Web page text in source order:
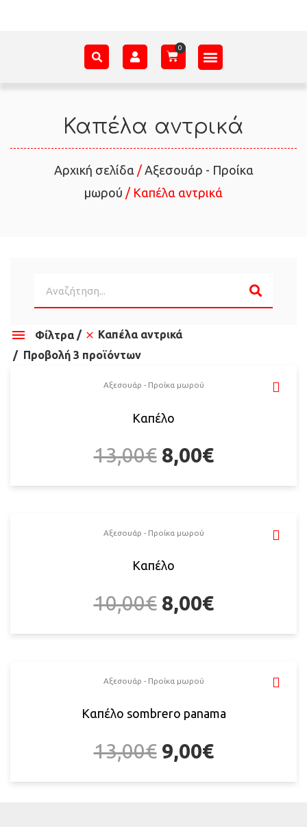
Καπέλα αντρικά
Αρχική σελίδα/ Αξεσουάρ - Προίκα
μωρού / Καπέλα αντρικά
Φίλτρα
Καπέλα αντρικά
Προβολή 3 προϊόντων
Αξεσουάρ - Προίκα μωρού
Καπέλο
13,00€ 8,00€
Αξεσουάρ - Προίκα μωρού
Καπέλο
10,00€ 8,00€
Αξεσουάρ - Προίκα μωρού
Καπέλο sombrero panama
13,00€ 9,00€